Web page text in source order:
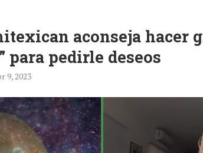
aconseja hacer
para pedirle deseos
9, 2023